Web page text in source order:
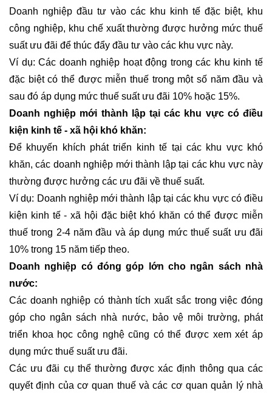
Doanh nghiệp đầu tư vào các khu kinh tế đặc biệt, khu
công nghiệp, khu chế xuất thường được hưởng mức thuế
suất ưu đãi để thúc đẩy đầu tư vào các khu vực này.
Ví dụ: Các doanh nghiệp hoạt động trong các khu kinh tế
đặc biệt có thể được miễn thuế trong một số năm đầu và
sau đó áp dụng mức thuế suất ưu đãi 10% hoặc 15%.
Doanh nghiệp mới thành lập tại các khu vực có điều
kiện kinh tế - xã hội khó khăn:
Để khuyến khích phát triển kinh tế tại các khu vực khó
khăn, các doanh nghiệp mới thành lập tại các khu vực này
thường được hưởng các ưu đãi về thuế suất.
Ví dụ: Doanh nghiệp mới thành lập tại các khu vực có điều
kiện kinh tế - xã hội đặc biệt khó khăn có thể được miễn
thuế trong 2-4 năm đầu và áp dụng mức thuế suất ưu đãi
10% trong 15 năm tiếp theo.
Doanh nghiệp có đóng góp lớn cho ngân sách nhà
nước:
Các doanh nghiệp có thành tích xuất sắc trong việc đóng
góp cho ngân sách nhà nước, bảo vệ môi trường, phát
triển khoa học công nghệ cũng có thể được xem xét áp
dụng mức thuế suất ưu đãi.
Các ưu đãi cụ thể thường được xác định thông qua các
quyết định của cơ quan thuế và các cơ quan quản lý nhà